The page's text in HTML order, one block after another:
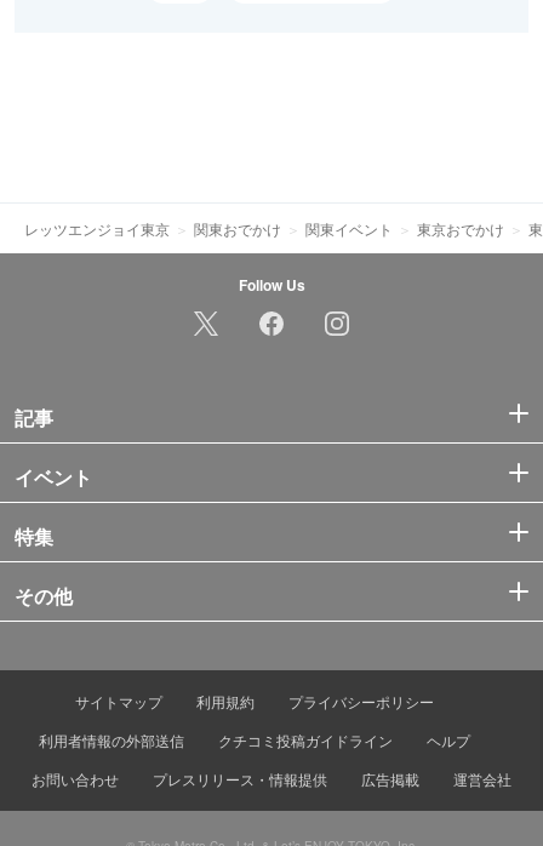
レッツエンジョイ東京 関東おでかけ 関東イベント 東京おでかけ
Follow Us
記事
イベント
特集
その他
サイトマップ 利用規約
プライバシーポリシー
利用者情報の外部送信
クチコミ投稿ガイドライン
ヘルプ
お問い合わせ
プレスリリース・情報提供 広告掲載 運営会社